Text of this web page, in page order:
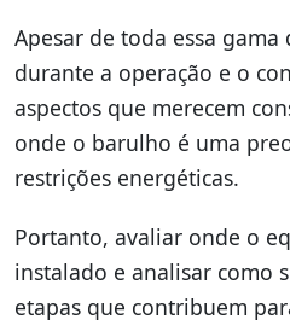
Apesar de toda essa
durante a operação e o
aspectos que merecem
onde o barulho é uma
restrições energéticas.
Portanto, avaliar onde o
instalado e analisar como
etapas que contribuem